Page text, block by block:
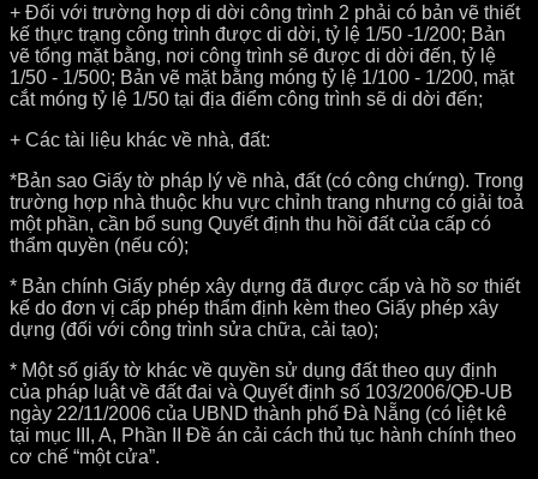
+ Đối với trường hợp di dời công trình 2 phải có bản vẽ thiết
kế thực trạng công trình được di dời, tỷ lệ 1/50 -1/200; Bản
vẽ tổng mặt bằng, nơi công trình sẽ được di dời đến, tỷ lệ
1/50 - 1/500; Bản vẽ mặt bằng móng tỷ lệ 1/100 - 1/200, mặt
cắt móng tỷ lệ 1/50 tại địa điểm công trình sẽ di dời đến;
+ Các tài liệu khác về nhà, đất:
*Bản sao Giấy tờ pháp lý về nhà, đất (có công chứng). Trong
trường hợp nhà thuộc khu vực chỉnh trang nhưng có giải toả
một phần, cần bổ sung Quyết định thu hồi đất của cấp có
thẩm quyền (nếu có);
* Bản chính Giấy phép xây dựng đã được cấp và hồ sơ thiết
kế do đơn vị cấp phép thẩm định kèm theo Giấy phép xây
dựng (đối với công trình sửa chữa, cải tạo);
* Một số giấy tờ khác về quyền sử dụng đất theo quy định
của pháp luật về đất đai và Quyết định số 103/2006/QĐ-UB
ngày 22/11/2006 của UBND thành phố Đà Nẵng (có liệt kê
tại mục III, A, Phần II Đề án cải cách thủ tục hành chính theo
cơ chế “một cửa”.